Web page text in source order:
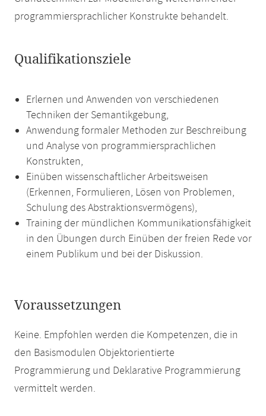
programmiersprachlicher Konstrukte behandelt.
Qualifikationsziele
Erlernen und Anwenden von verschiedenen
Techniken der Semantikgebung,
Anwendung formaler Methoden zur Beschreibung
und Analyse von programmiersprachlichen
Konstrukten,
Einüben wissenschaftlicher Arbeitsweisen
(Erkennen, Formulieren, Lösen von Problemen,
Schulung des Abstraktionsvermögens),
Training der mündlichen Kommunikationsfähigkeit
in den Übungen durch Einüben der freien Rede vor
einem Publikum und bei der Diskussion.
Voraussetzungen
Keine. Empfohlen werden die Kompetenzen, die in
den Basismodulen Objektorientierte
Programmierung und Deklarative Programmierung
vermittelt werden.